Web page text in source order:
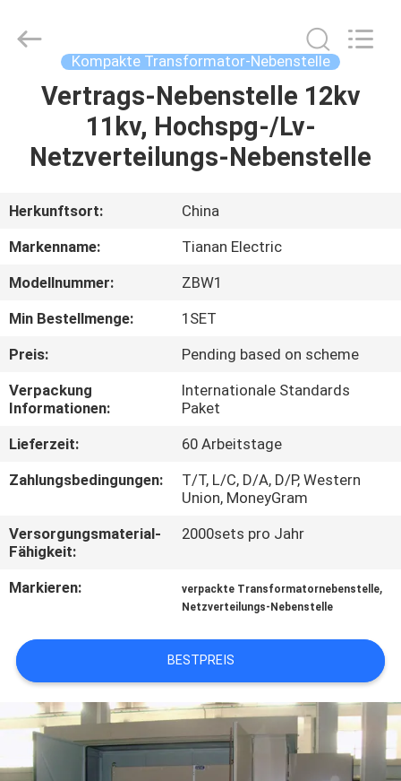
HAUS
PRODUKTE
VR
SHOW
ÜBER
UNS
FABRIK-
AUSFLUG
QUALITÄTSKONTROLLE
TRETEN
SIE
MIT
IN
VERBINDUNG
NACHRICHTEN
(Group)
Co.,Ltd..
Kompakte Transformator-Nebenstelle
Vertrags-Nebenstelle 12kv
11kv, Hochspg-/Lv-
Netzverteilungs-Nebenstelle
Herkunftsort:
China
Markenname:
Tianan Electric
Modellnummer:
ZBW1
Min Bestellmenge:
1SET
Preis:
Pending based on scheme
Verpackung
Informationen:
Internationale Standards
Paket
Lieferzeit:
60 Arbeitstage
Zahlungsbedingungen:
T/T, L/C, D/A, D/P, Western
Union, MoneyGram
Versorgungsmaterial-
Fähigkeit:
2000sets pro Jahr
Markieren: verpackte Transformatornebenstelle,
Netzverteilungs-Nebenstelle
BESTPREIS